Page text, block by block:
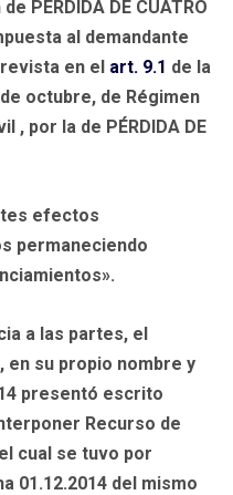
PÉRDIDA DE CUATRO
al demandante
en el art. 9.1 de la
octubre, de Régimen
, por la de PÉRDIDA DE
efectos
permaneciendo
a las partes, el
en su propio nombre y
presentó escrito
Recurso de
cual se tuvo por
01.12.2014 del mismo